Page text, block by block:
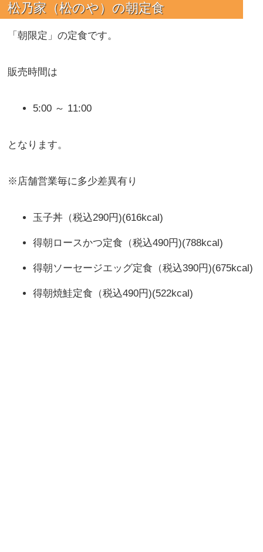
松乃家（松のや）の朝定食
「朝限定」の定食です。
販売時間は
5:00 ～ 11:00
となります。
※店舗営業毎に多少差異有り
玉子丼（税込290円)(616kcal)
得朝ロースかつ定食（税込490円)(788kcal)
得朝ソーセージエッグ定食（税込390円)(675kcal)
得朝焼鮭定食（税込490円)(522kcal)